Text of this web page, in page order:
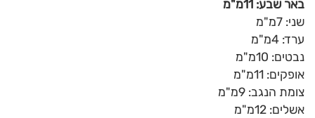
באר שבע: 11מ"מ
שני: 7מ"מ
ערד: 4מ"מ
נבטים: 10מ"מ
אופקים: 11מ"מ
צומת הנגב: 9מ"מ
אשלים: 12מ"מ